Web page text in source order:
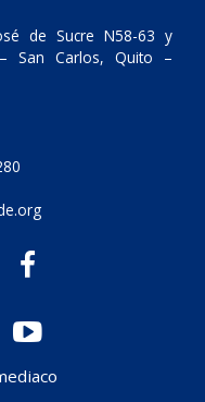
de Sucre N58-63 y
San Carlos, Quito –